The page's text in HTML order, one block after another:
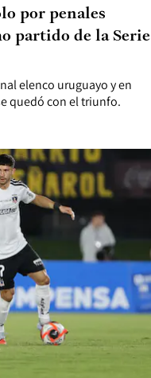
elenco uruguayo y en
quedó con el triunfo.
por penales
partido de la Serie